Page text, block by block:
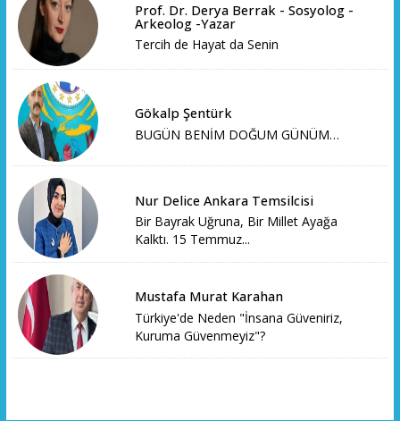
Prof. Dr. Derya Berrak - Sosyolog -
Arkeolog -Yazar
Tercih de Hayat da Senin
Gökalp Şentürk
BUGÜN BENİM DOĞUM GÜNÜM…
Nur Delice Ankara Temsilcisi
Bir Bayrak Uğruna, Bir Millet Ayağa
Kalktı. 15 Temmuz...
Mustafa Murat Karahan
Türkiye'de Neden "İnsana Güveniriz,
Kuruma Güvenmeyiz"?